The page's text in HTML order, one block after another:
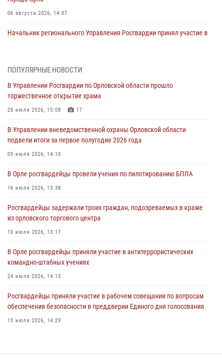
06 августа 2026, 14:07
Начальник регионального Управления Росгвардии принял участие в
первое полугодие
05 августа 2026, 13:12
совершении противоправных действий
04 августа 2026, 14:21
04 августа 2026, 14:06
предоставлении госуслуг
03 августа 2026, 14:30
ПОПУЛЯРНЫЕ НОВОСТИ
В Управлении Росгвардии по Орловской области прошло
торжественное открытие храма
28 июля 2026, 15:08 17
В Управлении вневедомственной охраны Орловской области
подвели итоги за первое полугодие 2026 года
09 июля 2026, 14:10
В Орле росгвардейцы провели учения по пилотированию БПЛА
16 июля 2026, 13:38
Росгвардейцы задержали троих граждан, подозреваемых в краже
из орловского торгового центра
10 июля 2026, 13:17
В Орле росгвардейцы приняли участие в антитеррористических
командно-штабных учениях
24 июля 2026, 14:15
Росгвардейцы приняли участие в рабочем совещании по вопросам
обеспечения безопасности в преддверии Единого дня голосования
13 июля 2026, 14:29
16 июля 2026, 13:34